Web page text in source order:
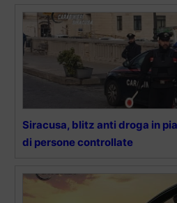
Siracusa, blitz anti droga in
di persone controllate